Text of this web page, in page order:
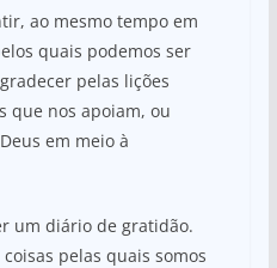
ao mesmo tempo em
quais podemos ser
pelas lições
que nos apoiam, ou
em meio à
um diário de gratidão.
pelas quais somos